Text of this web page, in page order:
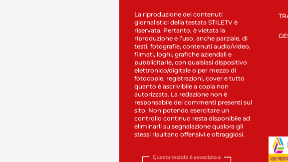
La riproduzione dei contenuti
giornalistici della testata STILETV è
riservata. Pertanto, è vietata la
riproduzione e l’uso, anche parziale, di
testi, fotografie, contenuti audio/video,
filmati, loghi, grafiche aziendali e
pubblicitarie, con qualsiasi dispositivo
elettronico/digitale o per mezzo di
fotocopie, registrazioni, cover e tutto
quanto è ascrivibile a copia non
autorizzata. La redazione non è
responsabile dei commenti presenti sul
sito. Non potendo esercitare un
controllo continuo resta disponibile ad
eliminarli su segnalazione qualora gli
stessi risultano offensivi e oltraggiosi.